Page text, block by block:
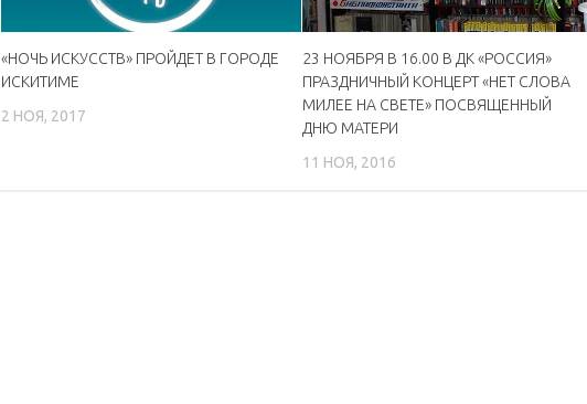
«НОЧЬ ИСКУССТВ» ПРОЙДЕТ В ГОРОДЕ
ИСКИТИМЕ
2 НОЯ, 2017
23 НОЯБРЯ В 16.00 В ДК «РОССИЯ»
ПРАЗДНИЧНЫЙ КОНЦЕРТ «НЕТ СЛОВА
МИЛЕЕ НА СВЕТЕ» ПОСВЯЩЕННЫЙ
ДНЮ МАТЕРИ
11 НОЯ, 2016